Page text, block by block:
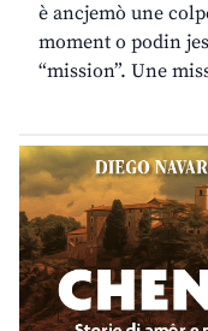
è ancjemò une
moment o podin
“mission”. Une